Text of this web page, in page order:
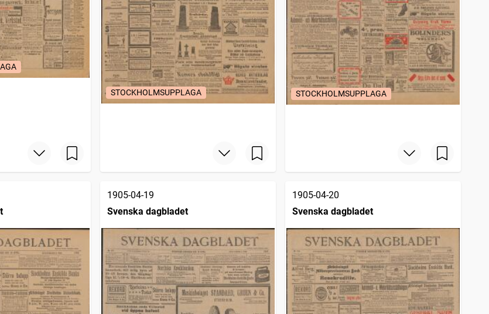
STOCKHOLMSUPPLAGA STOCKHOLMSUPPLAGA
1905-04-19
Svenska dagbladet
1905-04-20
Svenska dagbladet